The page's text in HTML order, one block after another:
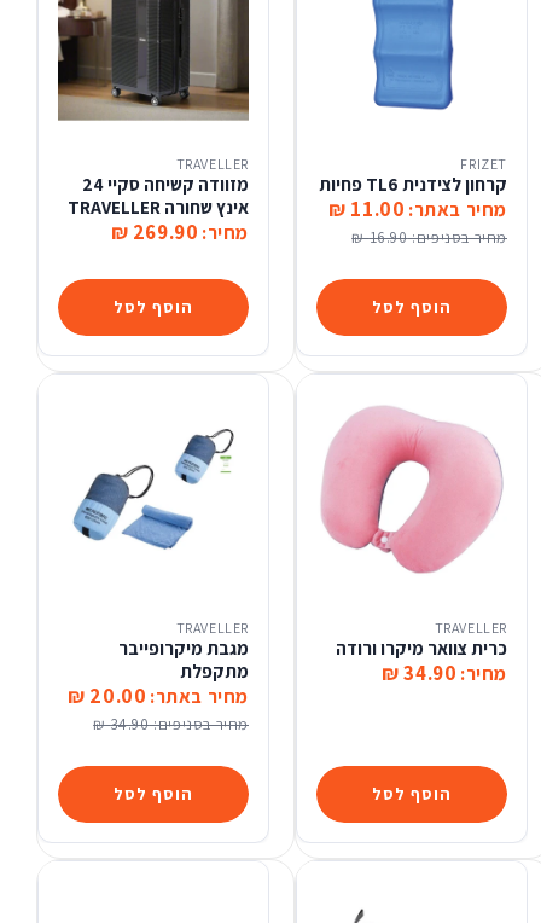
הוסף לסל
FRIZET
קרחון לצידנית TL6 פחיות
מחיר באתר: 11.00 ₪
מחיר בסניפים:16.90 ₪
הוסף לסל
TRAVELLER
מזוודה קשיחה סקיי 24
אינץ שחורה TRAVELLER
מחיר: 269.90 ₪
הוסף לסל
TRAVELLER
כרית צוואר מיקרו ורודה
מחיר: 34.90 ₪
הוסף לסל
TRAVELLER
מגבת מיקרופייבר
מתקפלת
מחיר באתר: 20.00 ₪
מחיר בסניפים:34.90 ₪